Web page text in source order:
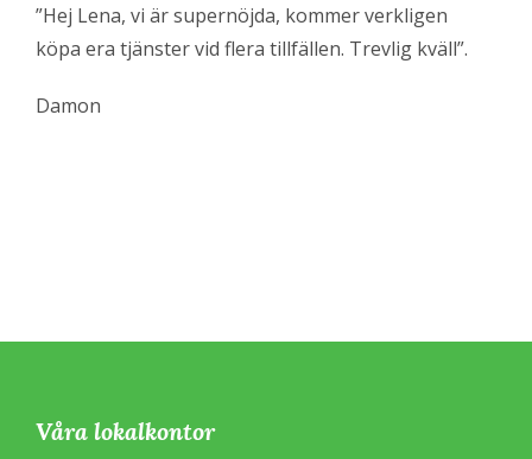
”Hej Lena, vi är supernöjda, kommer verkligen
köpa era tjänster vid flera tillfällen. Trevlig kväll”.
Damon
Våra lokalkontor